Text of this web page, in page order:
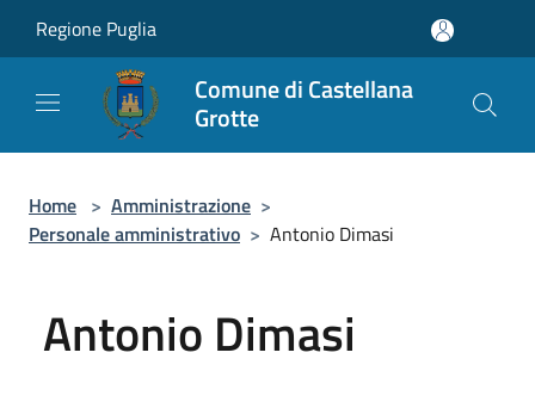
Regione Puglia
Comune di Castellana
Grotte
Home > Amministrazione >
Personale amministrativo > Antonio Dimasi
Antonio Dimasi